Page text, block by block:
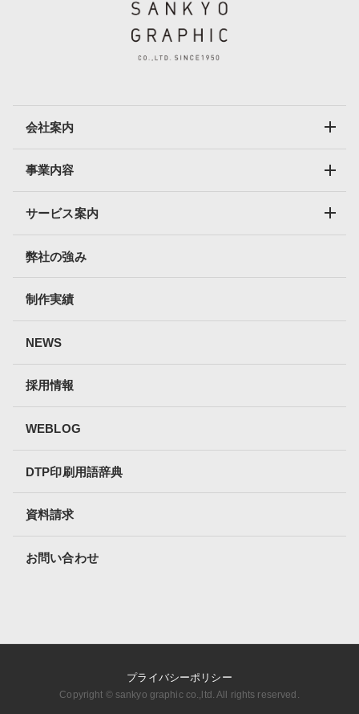
会社案内
事業内容
サービス案内
弊社の強み
制作実績
NEWS
採用情報
WEBLOG
DTP印刷用語辞典
資料請求
お問い合わせ
Copyright ©︎ sankyo graphic co.,ltd. All rights reserved.
プライバシーポリシー